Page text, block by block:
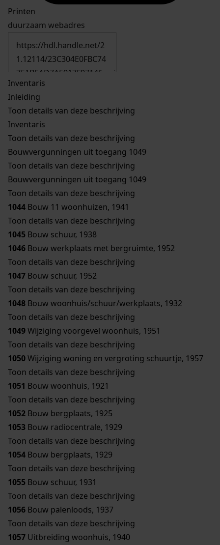
Printen
duurzaam webadres
Inventaris
Inleiding
Toon details van deze beschrijving
Inventaris
Toon details van deze beschrijving
Bouwvergunningen uit toegang 1049
Toon details van deze beschrijving
Bouwvergunningen uit toegang 1049
Toon details van deze beschrijving
1044 Bouw 11 woonhuizen, 1941
Toon details van deze beschrijving
1045 Bouw schuur, 1938
1046 Bouw werkplaats met bergruimte, 1952
Toon details van deze beschrijving
1047 Bouw schuur, 1952
Toon details van deze beschrijving
1048 Bouw woonhuis/schuur/werkplaats, 1932
Toon details van deze beschrijving
1049Wijziging voorgevel woonhuis, 1951
Toon details van deze beschrijving
1050Wijziging woning en vergroting schuurtje, 1957
Toon details van deze beschrijving
1051 Bouw woonhuis, 1921
Toon details van deze beschrijving
1052 Bouw bergplaats, 1925
1053 Bouw radiocentrale, 1929
Toon details van deze beschrijving
1054 Bouw bergplaats, 1929
Toon details van deze beschrijving
1055 Bouw schuur, 1931
Toon details van deze beschrijving
1056 Bouw palenloods, 1937
Toon details van deze beschrijving
1057 Uitbreiding woonhuis, 1940